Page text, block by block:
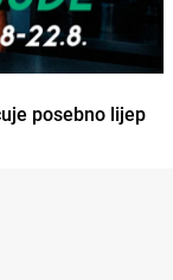
posebno lijep